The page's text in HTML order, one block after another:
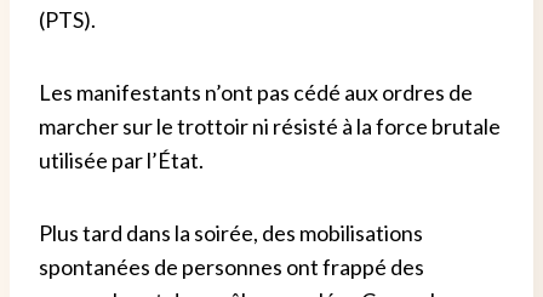
(PTS).
Les manifestants n’ont pas cédé aux ordres de
marcher sur le trottoir ni résisté à la force brutale
utilisée par l’État.
Plus tard dans la soirée, des mobilisations
spontanées de personnes ont frappé des